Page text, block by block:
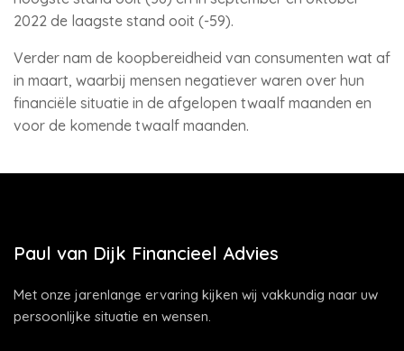
2022 de laagste stand ooit (-59).
Verder nam de koopbereidheid van consumenten wat af
in maart, waarbij mensen negatiever waren over hun
financiële situatie in de afgelopen twaalf maanden en
voor de komende twaalf maanden.
Paul van Dijk Financieel Advies
Met onze jarenlange ervaring kijken wij vakkundig naar uw
persoonlijke situatie en wensen.